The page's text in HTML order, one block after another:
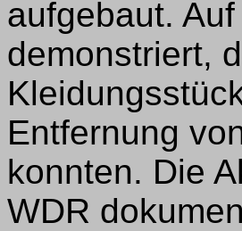
aufgebaut.
demonstriert,
Entfernung
konnten. Die
WDR